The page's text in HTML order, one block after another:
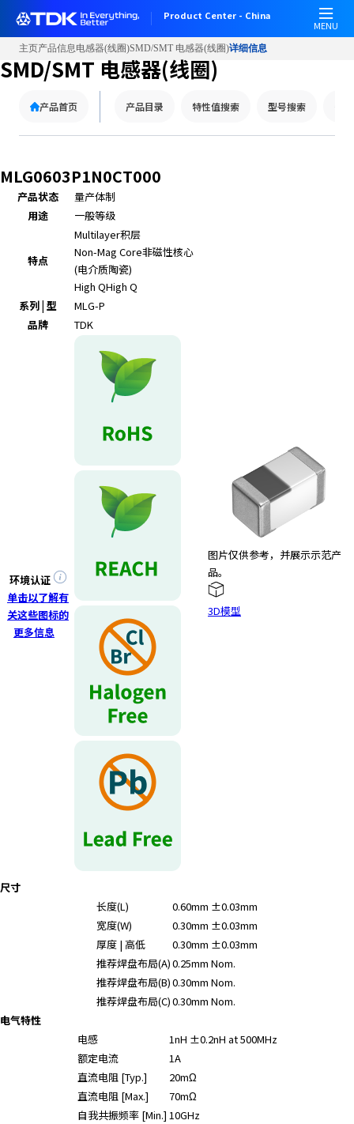
Product Center - China
MENU
主页产品信息电感器(线圈)SMD/SMT 电感器(线圈)详细信息
SMD/SMT 电感器(线圈)
产品首页 产品目录 特性值搜索 型号搜索
MLG0603P1N0CT000
产品状态
量产体制
用途
一般等级
特点
Multilayer积层
Non-Mag Core非磁性核心
(电介质陶瓷)
High QHigh Q
系列 | 型
MLG-P
品牌
TDK
环境认证
单击以了解有
关这些图标的
更多信息
图片仅供参考，并展示示范产
品。
3D模型
尺寸
长度(L)
0.60mm ±0.03mm
宽度(W)
0.30mm ±0.03mm
厚度 | 高低
0.30mm ±0.03mm
推荐焊盘布局(A)0.25mm Nom.
推荐焊盘布局(B)0.30mm Nom.
推荐焊盘布局(C)0.30mm Nom.
电气特性
电感
1nH ±0.2nH at 500MHz
额定电流
1A
直流电阻 [Typ.]
20mΩ
直流电阻 [Max.]
70mΩ
自我共振频率 [Min.] 10GHz